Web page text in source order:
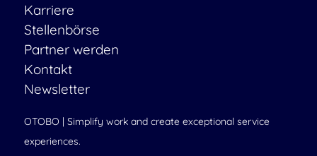
Karriere
Stellenbörse
Partner werden
Kontakt
Newsletter
OTOBO | Simplify work and create exceptional service
experiences.